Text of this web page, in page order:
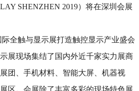
SHENZHEN 2019）将在深圳会展
展现场集结了国内外近千家实力展商
团、手机材料、智能大屏、机器视
区。会展除了丰富多彩的现场特色展